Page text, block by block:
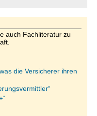
auch Fachliteratur zu
die Versicherer ihren